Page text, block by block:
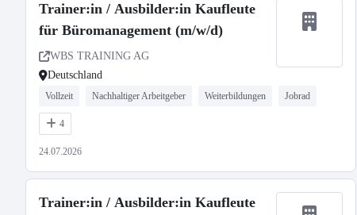
Trainer:in / Ausbilder:in Kaufleute
für Büromanagement (m/w/d)
WBS TRAINING AG
Deutschland
Vollzeit Nachhaltiger Arbeitgeber Weiterbildungen Jobrad
4
24.07.2026
Trainer:in / Ausbilder:in Kaufleute